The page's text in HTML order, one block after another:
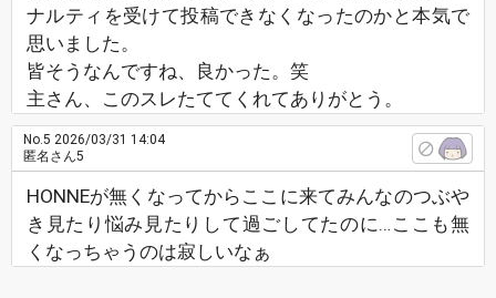
ナルティを受けて投稿できなくなったのかと本気で
思いました。
皆そうなんですね、良かった。笑
主さん、このスレたててくれてありがとう。
No.5 2026/03/31 14:04
匿名さん5
HONNEが無くなってからここに来てみんなのつぶや
き見たり悩み見たりして過ごしてたのに…ここも無
くなっちゃうのは寂しいなぁ